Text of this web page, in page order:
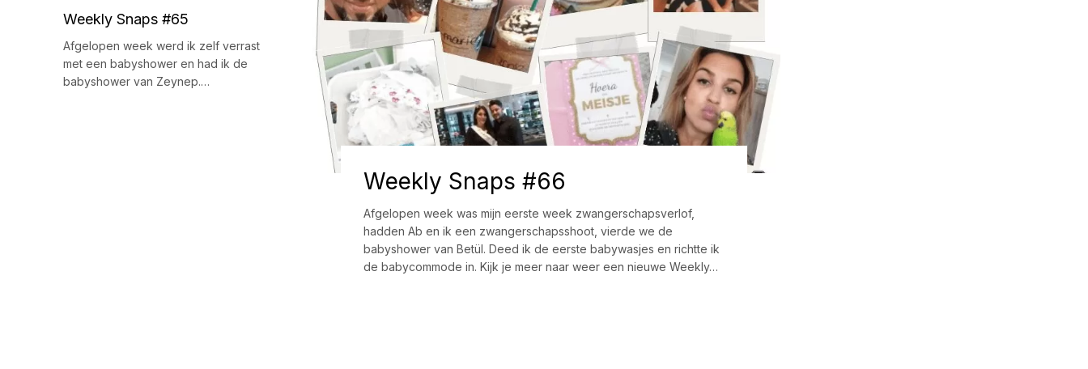
Weekly Snaps #65
Afgelopen week werd ik zelf verrast
met een babyshower en had ik de
babyshower van Zeynep.…
Weekly Snaps #66
Afgelopen week was mijn eerste week zwangerschapsverlof,
hadden Ab en ik een zwangerschapsshoot, vierde we de
babyshower van Betül. Deed ik de eerste babywasjes en richtte ik
de babycommode in. Kijk je meer naar weer een nieuwe Weekly…